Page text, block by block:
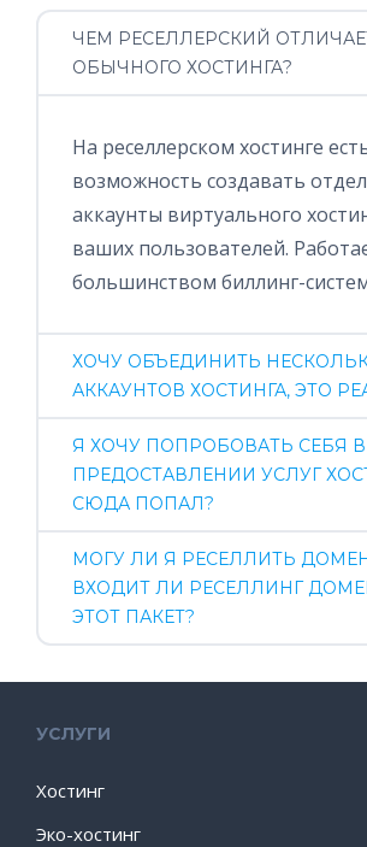
ЧЕМ РЕСЕЛЛЕРСКИЙ
ОБЫЧНОГО ХОСТИНГА?
На реселлерском хостинге
возможность создавать
аккаунты виртуального
ваших пользователей.
большинством биллинг-
ХОЧУ ОБЪЕДИНИТЬ
АККАУНТОВ ХОСТИНГА, ЭТО
Я ХОЧУ ПОПРОБОВАТЬ СЕБЯ В
ПРЕДОСТАВЛЕНИИ УСЛУГ
СЮДА ПОПАЛ?
МОГУ ЛИ Я РЕСЕЛЛИТЬ
ВХОДИТ ЛИ РЕСЕЛЛИНГ
ЭТОТ ПАКЕТ?
УСЛУГИ
Хостинг
Эко-хостинг